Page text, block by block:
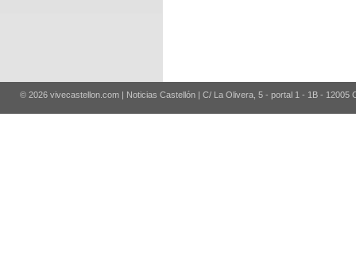
© 2026 vivecastellon.com | Noticias Castellón | C/ La Olivera, 5 - portal 1 - 1B - 12005